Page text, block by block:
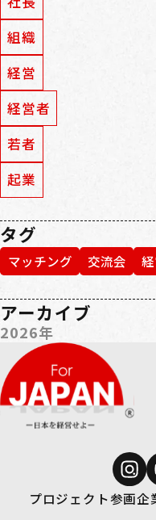
組織
経営
経営者
若者
起業
タグ
マッチング 交流会
アーカイブ
2026年
プロジェクト参画企